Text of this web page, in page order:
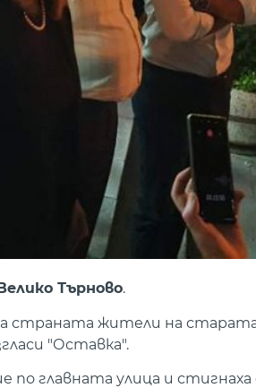
Велико Търново.
жители на старата
"Оставка".
главната улица и стигнаха